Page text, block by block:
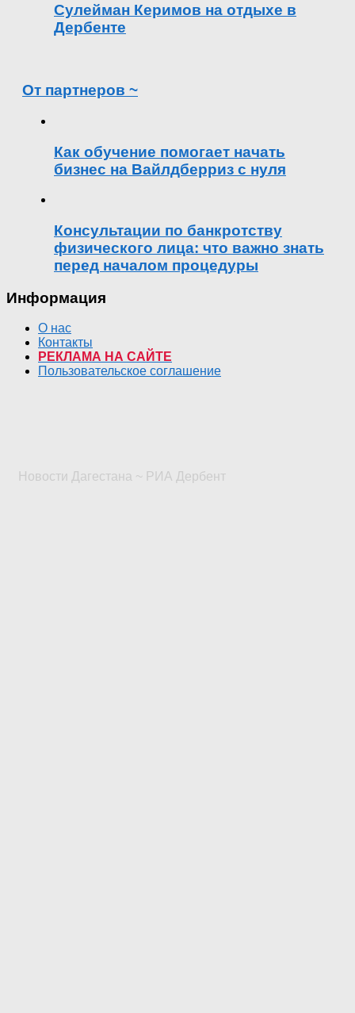
Сулейман Керимов на отдыхе в
Дербенте
От партнеров ~
Как обучение помогает начать
бизнес на Вайлдберриз с нуля
Консультации по банкротству
физического лица: что важно знать
перед началом процедуры
Информация
О нас
Контакты
РЕКЛАМА НА САЙТЕ
Пользовательское соглашение
Новости Дагестана ~ РИА Дербент